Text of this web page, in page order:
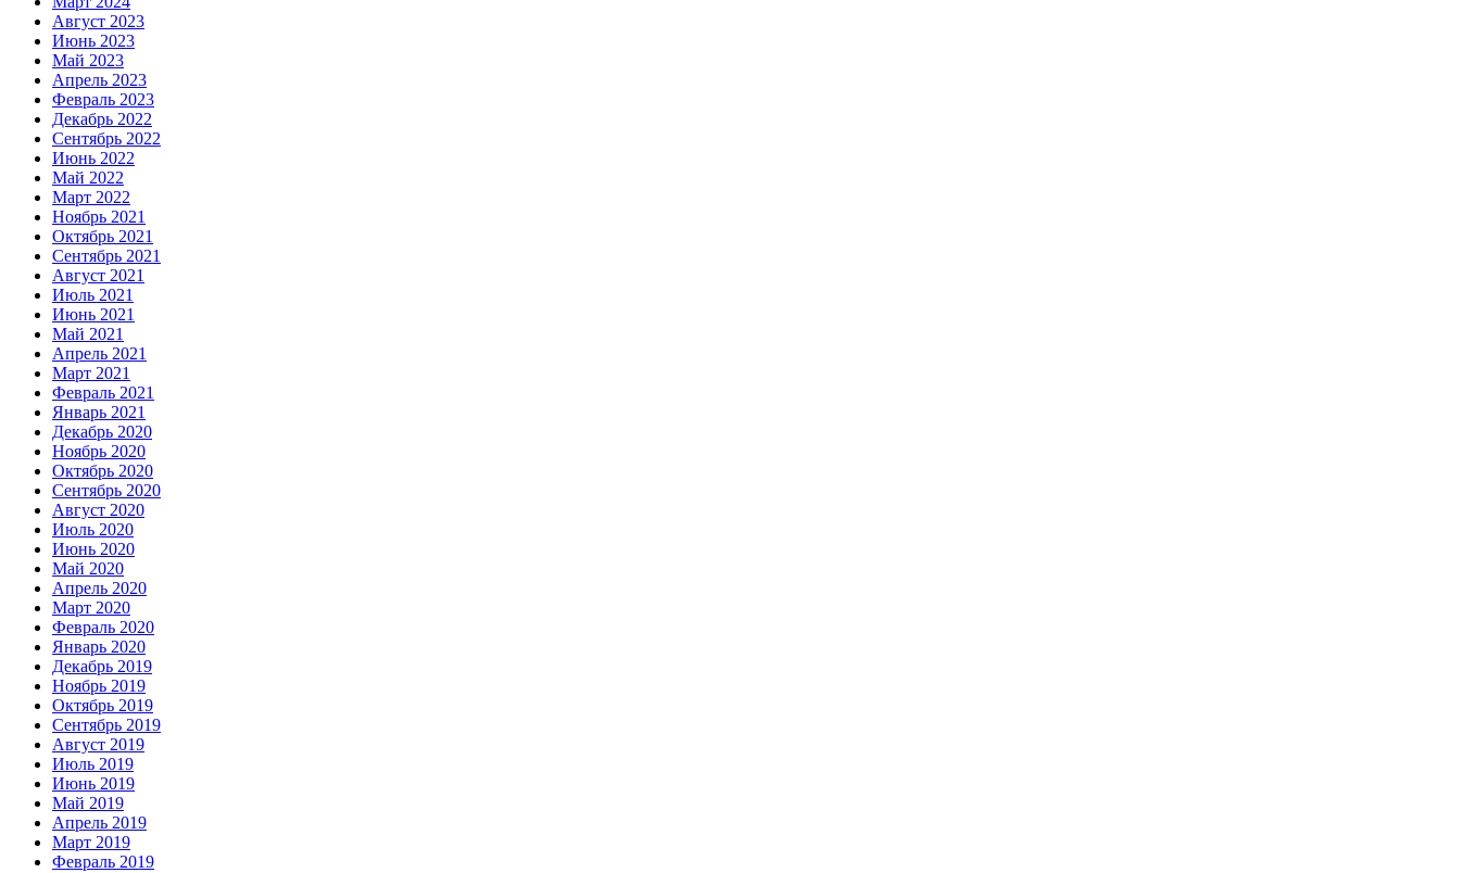
Август 2023
Июнь 2023
Май 2023
Апрель 2023
Февраль 2023
Декабрь 2022
Сентябрь 2022
Июнь 2022
Май 2022
Март 2022
Ноябрь 2021
Октябрь 2021
Сентябрь 2021
Август 2021
Июль 2021
Июнь 2021
Май 2021
Апрель 2021
Март 2021
Февраль 2021
Январь 2021
Декабрь 2020
Ноябрь 2020
Октябрь 2020
Сентябрь 2020
Август 2020
Июль 2020
Июнь 2020
Май 2020
Апрель 2020
Март 2020
Февраль 2020
Январь 2020
Декабрь 2019
Ноябрь 2019
Октябрь 2019
Сентябрь 2019
Август 2019
Июль 2019
Июнь 2019
Май 2019
Апрель 2019
Март 2019
Февраль 2019